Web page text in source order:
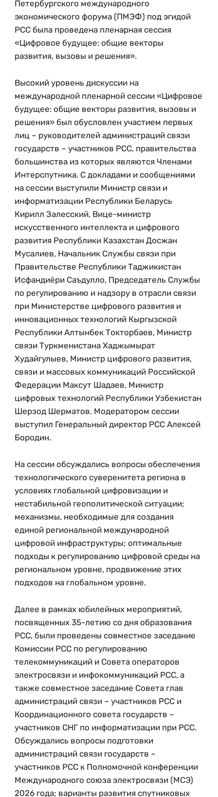
Петербургского международного
экономического форума (ПМЭФ) под эгидой
РСС была проведена пленарная сессия
«Цифровое будущее: общие векторы
развития, вызовы и решения».
Высокий уровень дискуссии на
международной пленарной сессии «Цифровое
будущее: общие векторы развития, вызовы и
решения» был обусловлен участием первых
лиц – руководителей администраций связи
государств – участников РСС, правительства
большинства из которых являются Членами
Интерспутника. С докладами и сообщениями
на сессии выступили Министр связи и
информатизации Республики Беларусь
Кирилл Залесский, Вице-министр
искусственного интеллекта и цифрового
развития Республики Казахстан Досжан
Мусалиев, Начальник Службы связи при
Правительстве Республики Таджикистан
Исфандиёри Саъдулло, Председатель Службы
по регулированию и надзору в отрасли связи
при Министерстве цифрового развития и
инновационных технологий Кыргызской
Республики Алтынбек Токторбаев, Министр
связи Туркменистана Хаджымырат
Худайгулыев, Министр цифрового развития,
связи и массовых коммуникаций Российской
Федерации Максут Шадаев, Министр
цифровых технологий Республики Узбекистан
Шерзод Шерматов. Модератором сессии
выступил Генеральный директор РСС Алексей
Бородин.
На сессии обсуждались вопросы обеспечения
технологического суверенитета региона в
условиях глобальной цифровизации и
нестабильной геополитической ситуации;
механизмы, необходимые для создания
единой региональной международной
цифровой инфраструктуры; оптимальные
подходы к регулированию цифровой среды на
региональном уровне, продвижение этих
подходов на глобальном уровне.
Далее в рамках юбилейных мероприятий,
посвященных 35-летию со дня образования
РСС, были проведены совместное заседание
Комиссии РСС по регулированию
телекоммуникаций и Совета операторов
электросвязи и инфокоммуникаций РСС, а
также совместное заседание Совета глав
администраций связи – участников РСС и
Координационного совета государств –
участников СНГ по информатизации при РСС.
Обсуждались вопросы подготовки
администраций связи государств –
участников РСС к Полномочной конференции
Международного союза электросвязи (МСЭ)
2026 года; варианты развития спутниковых